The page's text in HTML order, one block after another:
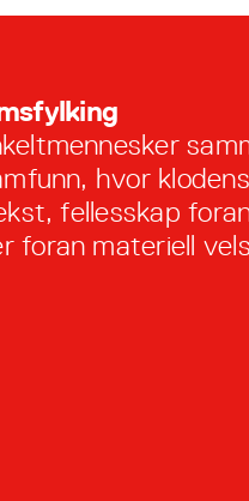
hvor
fellesskap
foran materiell